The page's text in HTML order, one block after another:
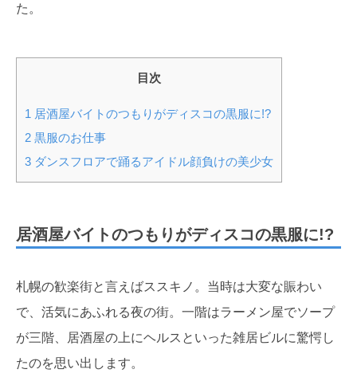
た。
目次
1 居酒屋バイトのつもりがディスコの黒服に!?
2 黒服のお仕事
3 ダンスフロアで踊るアイドル顔負けの美少女
居酒屋バイトのつもりがディスコの黒服に!?
札幌の歓楽街と言えばススキノ。当時は大変な賑わい
で、活気にあふれる夜の街。一階はラーメン屋でソープ
が三階、居酒屋の上にヘルスといった雑居ビルに驚愕し
たのを思い出します。